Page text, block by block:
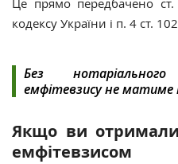
Це прямо передбачено
кодексу України і п. 4 ст.
Без
емфітевзису не матиме
Якщо ви
емфітевзисом